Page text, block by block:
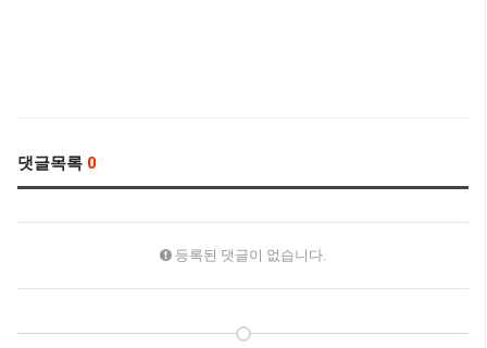
댓글목록 0
등록된 댓글이 없습니다.